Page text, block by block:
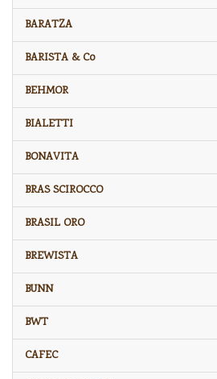
BARATZA
BARISTA & Co
BEHMOR
BIALETTI
BONAVITA
BRAS SCIROCCO
BRASIL ORO
BREWISTA
BUNN
BWT
CAFEC